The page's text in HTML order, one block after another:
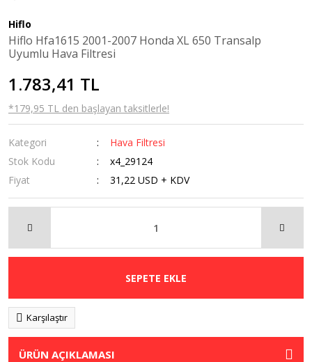
Hiflo
Hiflo Hfa1615 2001-2007 Honda XL 650 Transalp
Uyumlu Hava Filtresi
1.783,41 TL
*179,95 TL den başlayan taksitlerle!
Kategori
Hava Filtresi
Stok Kodu
x4_29124
Fiyat
31,22 USD + KDV
SEPETE EKLE
Karşılaştır
ÜRÜN AÇIKLAMASI